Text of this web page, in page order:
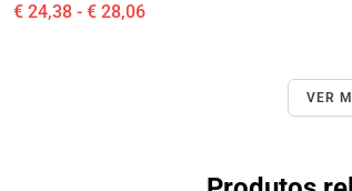
€ 24,38 - € 28,06
VER